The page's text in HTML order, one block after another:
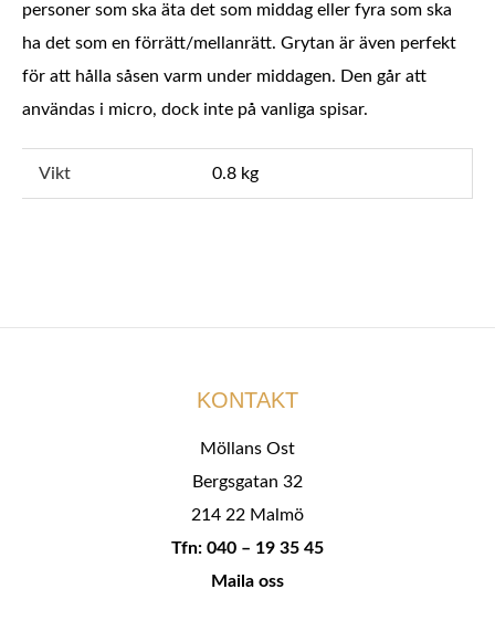
personer som ska äta det som middag eller fyra som ska
ha det som en förrätt/mellanrätt. Grytan är även perfekt
för att hålla såsen varm under middagen. Den går att
användas i micro, dock inte på vanliga spisar.
Vikt 0.8 kg
KONTAKT
Möllans Ost
Bergsgatan 32
214 22 Malmö
Tfn: 040 – 19 35 45
Maila oss